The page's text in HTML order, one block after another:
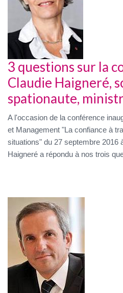
3 questions sur la
Claudie Haigneré,
spationaute,
A l'occasion de la conférence
et Management "La confiance à
situations" du 27 septembre 2016
Haigneré a répondu à nos trois